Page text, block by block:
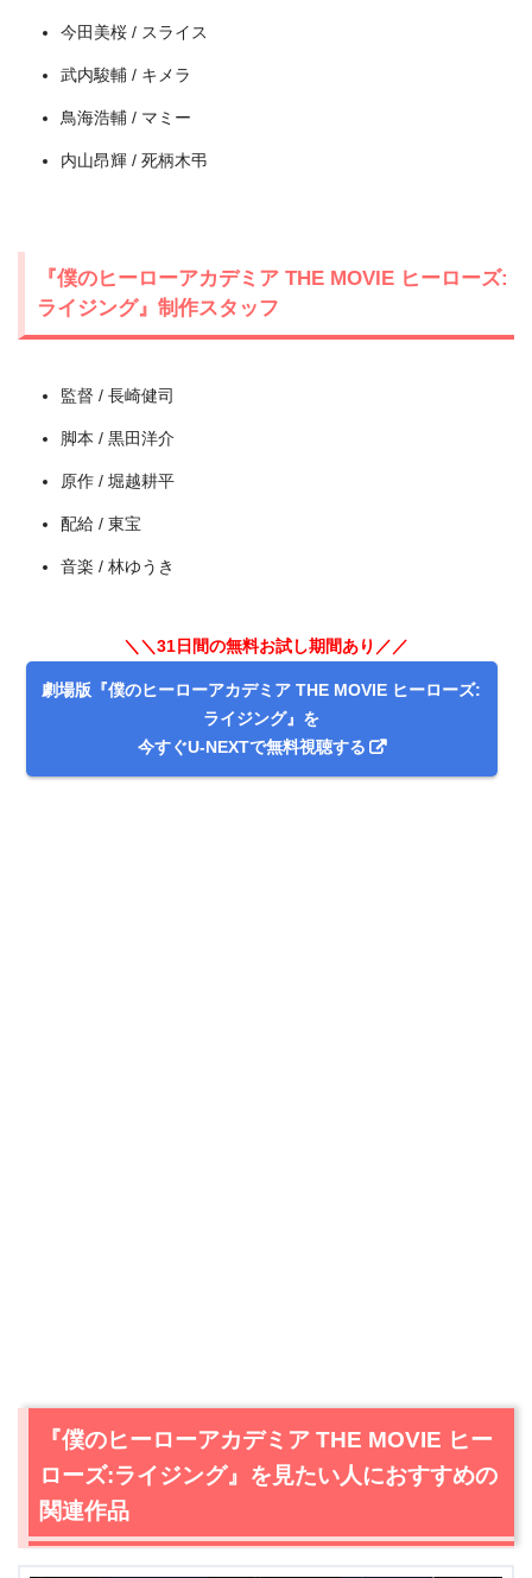
今すぐ無料でU-NEXTで見る
＼＼31日間無料!!お試し解約もOK／／
今田美桜 / スライス
武内駿輔 / キメラ
鳥海浩輔 / マミー
内山昂輝 / 死柄木弔
『僕のヒーローアカデミア THE MOVIE ヒーローズ:
ライジング』制作スタッフ
監督 / 長崎健司
脚本 / 黒田洋介
原作 / 堀越耕平
配給 / 東宝
音楽 / 林ゆうき
＼＼31日間の無料お試し期間あり／／
劇場版『僕のヒーローアカデミア THE MOVIE ヒーローズ:
ライジング』を
今すぐU-NEXTで無料視聴する
『僕のヒーローアカデミア THE MOVIE ヒー
ローズ:ライジング』を見たい人におすすめの
関連作品